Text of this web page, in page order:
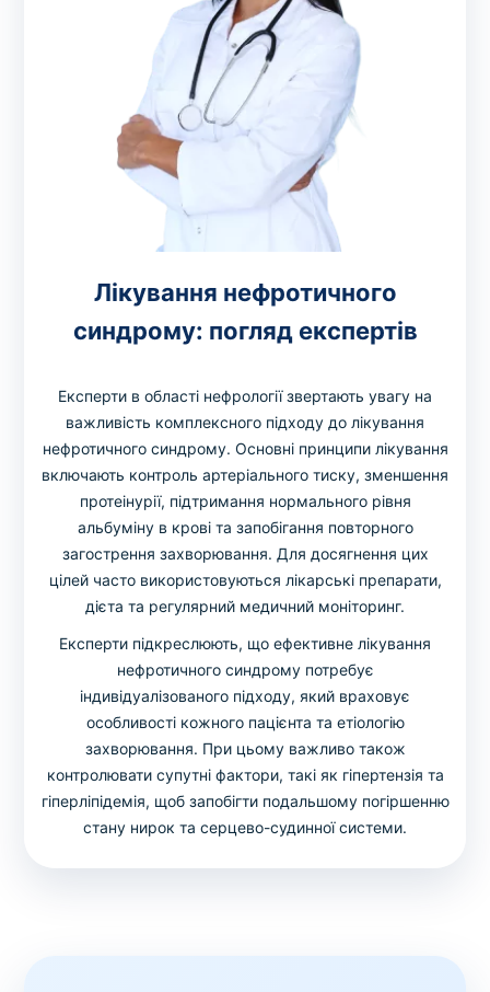
Лікування нефротичного
синдрому: погляд експертів
Експерти в області нефрології звертають увагу на
важливість комплексного підходу до лікування
нефротичного синдрому. Основні принципи лікування
включають контроль артеріального тиску, зменшення
протеінурії, підтримання нормального рівня
альбуміну в крові та запобігання повторного
загострення захворювання. Для досягнення цих
цілей часто використовуються лікарські препарати,
дієта та регулярний медичний моніторинг.
Експерти підкреслюють, що ефективне лікування
нефротичного синдрому потребує
індивідуалізованого підходу, який враховує
особливості кожного пацієнта та етіологію
захворювання. При цьому важливо також
контролювати супутні фактори, такі як гіпертензія та
гіперліпідемія, щоб запобігти подальшому погіршенню
стану нирок та серцево-судинної системи.